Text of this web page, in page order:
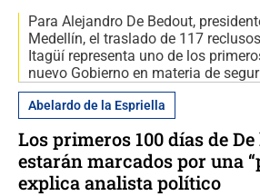
Para Alejandro De Bedout,
Medellín, el traslado de 117
Itagüí representa uno de los
nuevo Gobierno en materia de
Abelardo de la Espriella
Los primeros 100 días de
estarán marcados por una
explica analista político